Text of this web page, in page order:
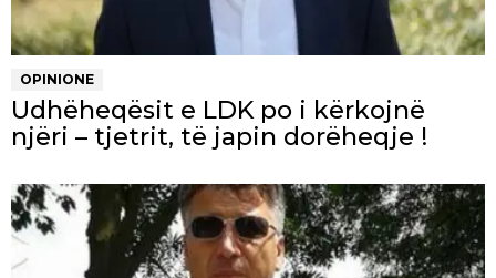
OPINIONE
Udhëheqësit e LDK po i kërkojnë
njëri – tjetrit, të japin dorëheqje !